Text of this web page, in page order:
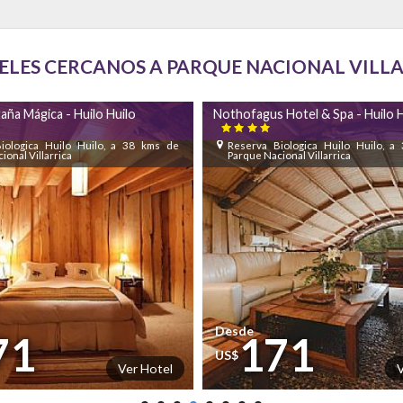
CERCANOS A PARQUE NACIONAL
& Spa - Huilo Huilo
Huilo Huilo, a 38 kms de
Villarrica
Ver Hotel
Malalcahuello Thermal Resort &

Temuco, a 83 kms de Parque Nacional
Desde
US$200